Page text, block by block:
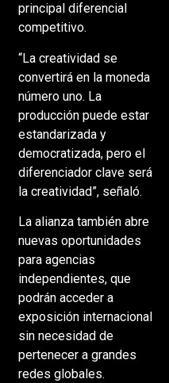
principal diferencial
competitivo.
“La creatividad se
convertirá en la moneda
número uno. La
producción puede estar
estandarizada y
democratizada, pero el
diferenciador clave será
la creatividad”, señaló.
La alianza también abre
nuevas oportunidades
para agencias
independientes, que
podrán acceder a
exposición internacional
sin necesidad de
pertenecer a grandes
redes globales.